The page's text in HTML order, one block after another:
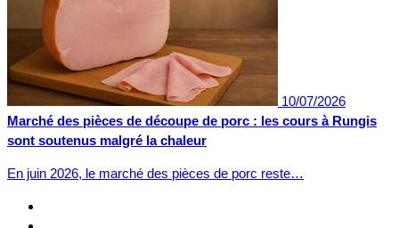
10/07/2026
Marché des pièces de découpe de porc : les cours à Rungis
sont soutenus malgré la chaleur
En juin 2026, le marché des pièces de porc reste…